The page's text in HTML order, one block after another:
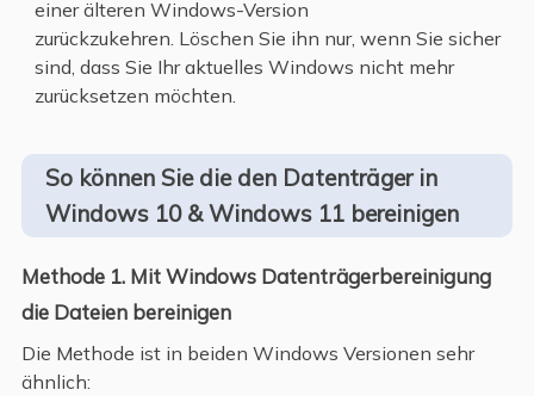
einer älteren Windows-Version
zurückzukehren. Löschen Sie ihn nur, wenn Sie sicher
sind, dass Sie Ihr aktuelles Windows nicht mehr
zurücksetzen möchten.
So können Sie die den Datenträger in
Windows 10 & Windows 11 bereinigen
Methode 1. Mit Windows Datenträgerbereinigung
die Dateien bereinigen
Die Methode ist in beiden Windows Versionen sehr
ähnlich: